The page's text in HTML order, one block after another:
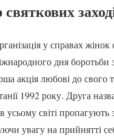
у справах жінок
дня боротьби
акція любові до свого
1992 року. Друга
усьому світі пропагують
увагу на прийнятті